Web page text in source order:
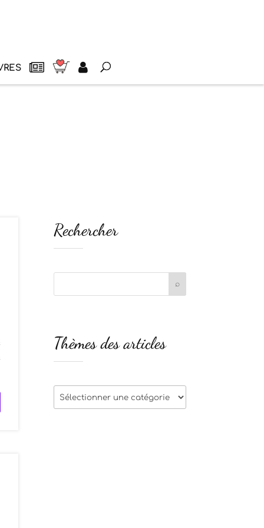
Rechercher
Thèmes des articles
Thèmes
des